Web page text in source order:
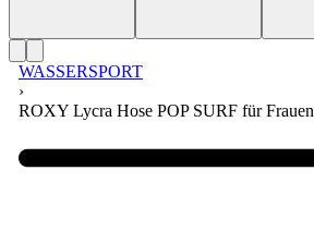
WASSERSPORT
›
ROXY Lycra Hose POP SURF für Frauen